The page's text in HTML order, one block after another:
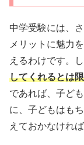
中学受験には、
メリットに魅力
えるわけです。し
してくれるとは
であれば、子ど
に、子どもはも
えておかなけれ